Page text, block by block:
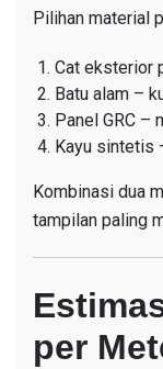
Pilihan material
Cat eksterior
Batu alam –
Panel GRC –
Kayu sintetis
Kombinasi dua
tampilan paling
per